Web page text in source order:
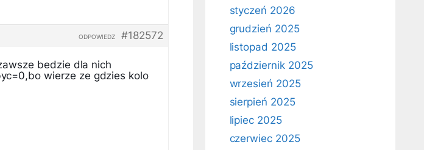
#182572
ODPOWIEDZ
bedzie dla nich
wierze ze gdzies kolo
styczeń 2026
grudzień 2025
listopad 2025
październik 2025
wrzesień 2025
sierpień 2025
lipiec 2025
czerwiec 2025